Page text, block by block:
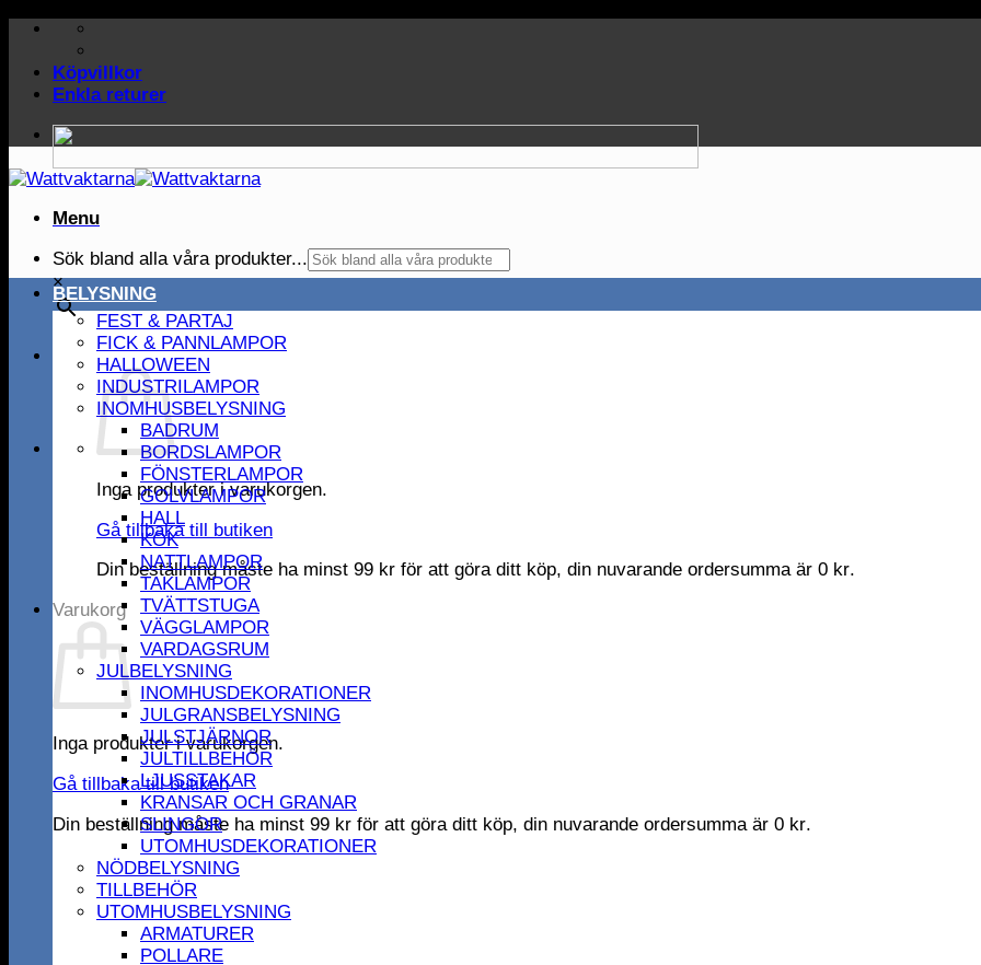
Skip
contentKöpvillkor
Enkla returer
Menu
Sök bland alla våra produkter...
×
Inga produkter i varukorgen.
Gå tillbaka till butiken
Din beställning måste ha minst 99 kr för att göra ditt köp, din nuvarande ordersumma är 0 kr.
Varukorg
Inga produkter i varukorgen.
Gå tillbaka till butiken
Din beställning måste ha minst 99 kr för att göra ditt köp, din nuvarande ordersumma är 0 kr.
BELYSNING
FEST & PARTAJ
FICK & PANNLAMPOR
HALLOWEEN
INDUSTRILAMPOR
INOMHUSBELYSNING
BADRUM
BORDSLAMPOR
FÖNSTERLAMPOR
GOLVLAMPOR
HALL
KÖK
NATTLAMPOR
TAKLAMPOR
TVÄTTSTUGA
VÄGGLAMPOR
VARDAGSRUM
JULBELYSNING
INOMHUSDEKORATIONER
JULGRANSBELYSNING
JULSTJÄRNOR
JULTILLBEHÖR
LJUSSTAKAR
KRANSAR OCH GRANAR
SLINGOR
UTOMHUSDEKORATIONER
NÖDBELYSNING
TILLBEHÖR
UTOMHUSBELYSNING
ARMATURER
POLLARE